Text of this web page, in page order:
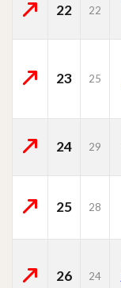
22
22
23 25
24
29
25
28
26 24